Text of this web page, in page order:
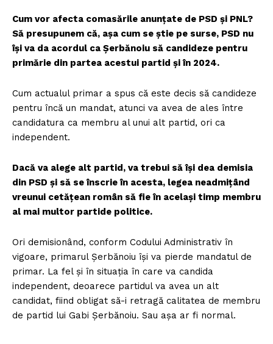
Cum vor afecta comasările anunțate de PSD și PNL?
Să presupunem că, așa cum se știe pe surse, PSD nu
își va da acordul ca Șerbănoiu să candideze pentru
primărie din partea acestui partid și în 2024.
Cum actualul primar a spus că este decis să candideze
pentru încă un mandat, atunci va avea de ales între
candidatura ca membru al unui alt partid, ori ca
independent.
Dacă va alege alt partid, va trebui să își dea demisia
din PSD și să se înscrie în acesta, legea neadmițând
vreunui cetățean român să fie în același timp membru
al mai multor partide politice.
Ori demisionând, conform Codului Administrativ în
vigoare, primarul Șerbănoiu își va pierde mandatul de
primar. La fel și în situația în care va candida
independent, deoarece partidul va avea un alt
candidat, fiind obligat să-i retragă calitatea de membru
de partid lui Gabi Șerbănoiu. Sau așa ar fi normal.